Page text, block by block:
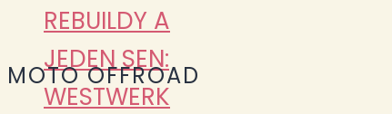
REBUILDY A
JEDEN SEN:
WESTWERK
MOTO OFFROAD